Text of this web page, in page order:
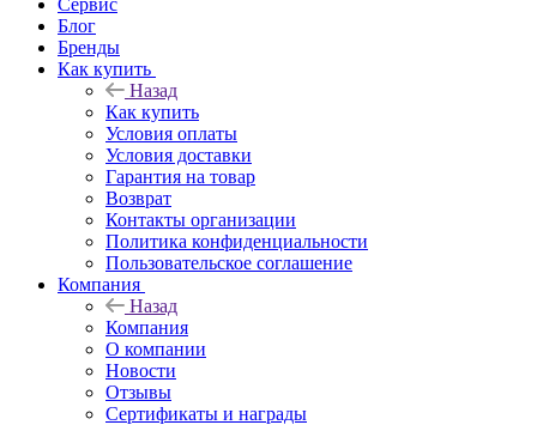
Сервис
Блог
Бренды
Как купить
Назад
Как купить
Условия оплаты
Условия доставки
Гарантия на товар
Возврат
Контакты организации
Политика конфиденциальности
Пользовательское соглашение
Компания
Назад
Компания
О компании
Новости
Отзывы
Сертификаты и награды